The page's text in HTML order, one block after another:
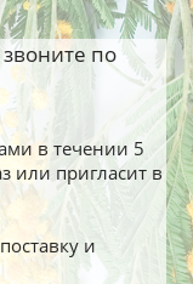
по
в течении 5
или пригласит в
и